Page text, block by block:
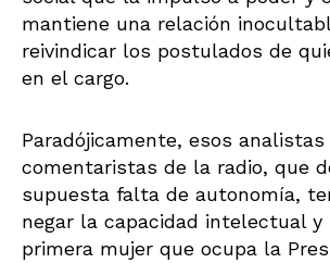
mantiene una relación
reivindicar los postulados de
en el cargo.
Paradójicamente, esos
comentaristas de la radio, que
supuesta falta de autonomía,
negar la capacidad intelectual
primera mujer que ocupa la